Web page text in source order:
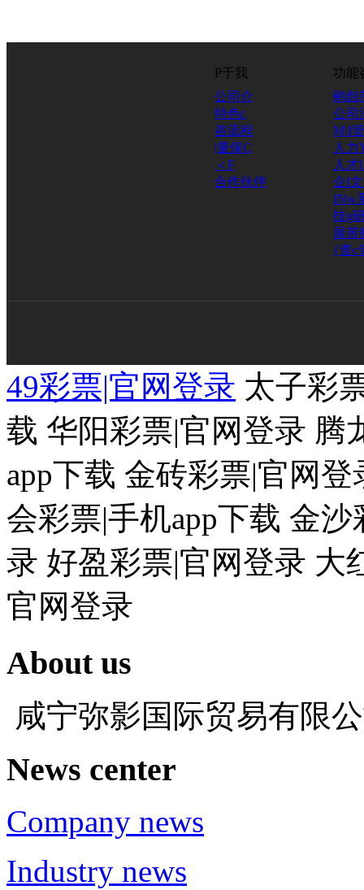
P于我
公司介
特色c
咨流程
|量保C
＜F
合作伙伴
功能
鹇怨
公司
M\I
人力
人才
企I
INw
技g
展芾
{查c
49彩票|官网登录 太子彩
载 华阳彩票|官网登录 腾
app下载 金砖彩票|官网
会彩票|手机app下载 金
录 好盈彩票|官网登录 大
官网登录
About us
咸宁弥影国际贸易有限
News center
Company news
Industry news